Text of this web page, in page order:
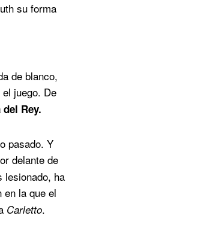
su forma
de blanco,
juego. De
del Rey.
pasado. Y
delante de
lesionado, ha
en la que el
Carletto.